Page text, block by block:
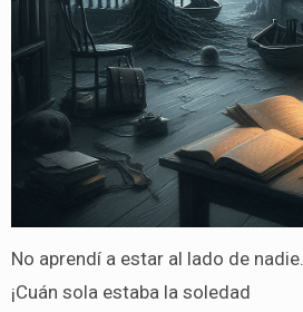
No aprendí a estar al lado de nadie.
¡Cuán sola estaba la soledad